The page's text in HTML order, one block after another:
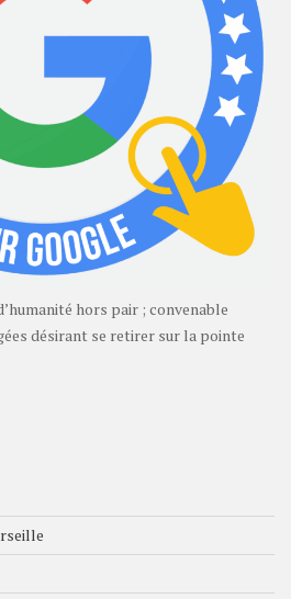
hors pair ; convenable
désirant se retirer sur la pointe